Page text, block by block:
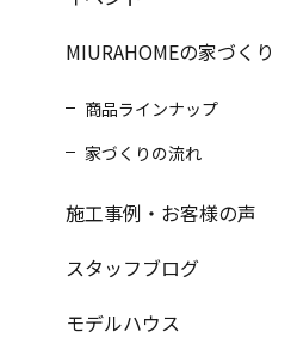
MIURAHOMEの家づくり
商品ラインナップ
家づくりの流れ
施工事例・お客様の声
スタッフブログ
モデルハウス